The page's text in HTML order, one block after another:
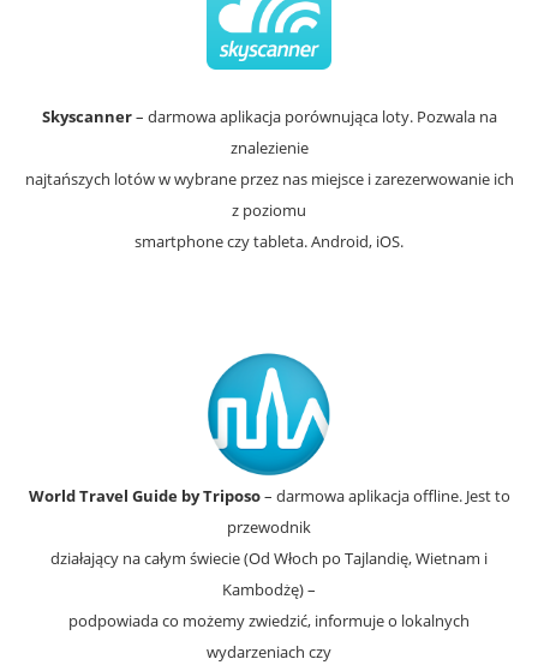
Skyscanner– darmowa aplikacja porównująca loty. Pozwala na
znalezienie
najtańszych lotów w wybrane przez nas miejsce i zarezerwowanie ich
z poziomu
smartphone czy tableta. Android, iOS.
World Travel Guide by Triposo– darmowa aplikacja offline. Jest to
przewodnik
działający na całym świecie (Od Włoch po Tajlandię, Wietnam i
Kambodżę) –
podpowiada co możemy zwiedzić, informuje o lokalnych
wydarzeniach czy